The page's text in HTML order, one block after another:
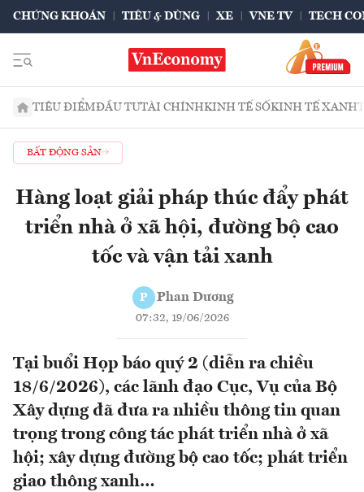
CHỨNG KHOÁN TIÊU & DÙNG XE VNE TV TECH
TIÊU ĐIỂMĐẦU TƯTÀI CHÍNHKINH TẾ SỐKINH TẾ XANH
BẤT ĐỘNG SẢN
Hàng loạt giải pháp thúc đẩy phát
triển nhà ở xã hội, đường bộ cao
tốc và vận tải xanh
P Phan Dương
07:32, 19/06/2026
Tại buổi Họp báo quý 2 (diễn ra chiều
18/6/2026), các lãnh đạo Cục, Vụ của Bộ
Xây dựng đã đưa ra nhiều thông tin quan
trọng trong công tác phát triển nhà ở xã
hội; xây dựng đường bộ cao tốc; phát triển
giao thông xanh…